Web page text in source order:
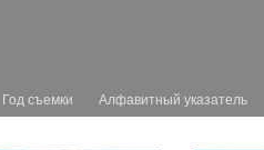
Год съемки Алфавитный указатель